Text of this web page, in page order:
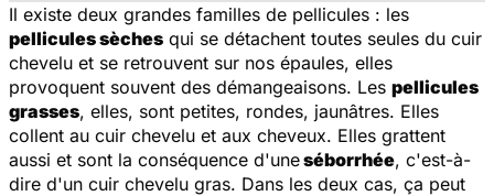
Il existe deux grandes familles de pellicules : les
pellicules sèches qui se détachent toutes seules du cuir
chevelu et se retrouvent sur nos épaules, elles
provoquent souvent des démangeaisons. Les pellicules
grasses, elles, sont petites, rondes, jaunâtres. Elles
collent au cuir chevelu et aux cheveux. Elles grattent
aussi et sont la conséquence d'uneséborrhée, c'est-à-
dire d'un cuir chevelu gras. Dans les deux cas, ça peut